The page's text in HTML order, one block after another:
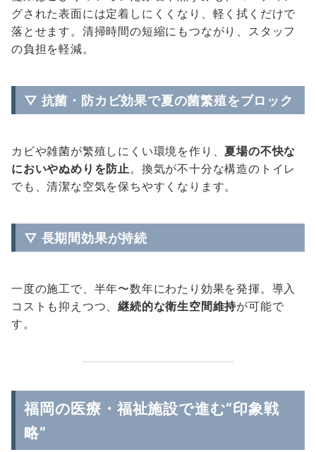
グされた表面には定着しにくくなり、軽く拭くだけで
落とせます。清掃時間の短縮にもつながり、スタッフ
の負担を軽減。
▽ 抗菌・防カビ効果で夏の菌繁殖をブロック
カビや雑菌が繁殖しにくい環境を作り、夏場の不快な
においやぬめりを防止。換気が不十分な構造のトイレ
でも、清潔な空気を保ちやすくなります。
▽ 長期間効果が持続
一度の施工で、半年〜数年にわたり効果を発揮。導入
コストも抑えつつ、継続的な衛生空間維持が可能で
す。
福岡の医療・福祉施設で進む“印象戦
略”